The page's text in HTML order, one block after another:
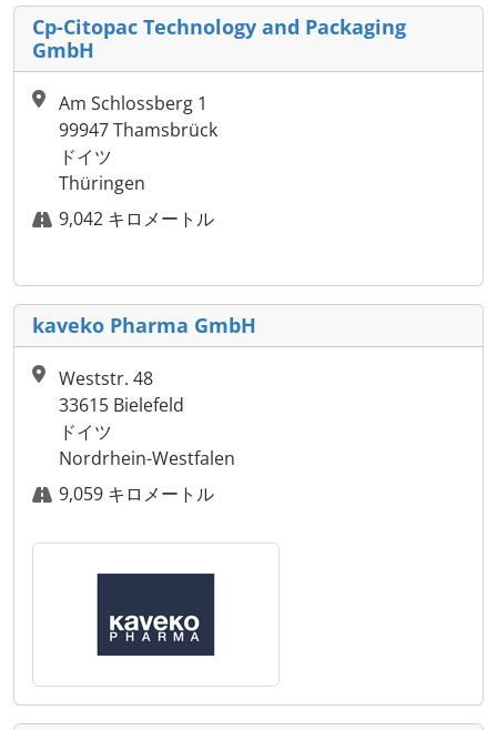
Cp-Citopac Technology and Packaging
GmbH
Am Schlossberg 1
99947 Thamsbrück
ドイツ
Thüringen
9,042 キロメートル
kaveko Pharma GmbH
Weststr. 48
33615 Bielefeld
ドイツ
Nordrhein-Westfalen
9,059 キロメートル